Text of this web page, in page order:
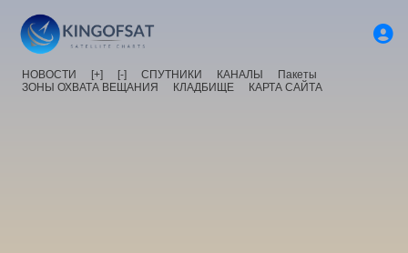
НОВОСТИ [+] [-] СПУТНИКИ КАНАЛЫ
Пакеты
ЗОНЫ ОХВАТА ВЕЩАНИЯ
КЛАДБИЩЕ КАРТА САЙТА